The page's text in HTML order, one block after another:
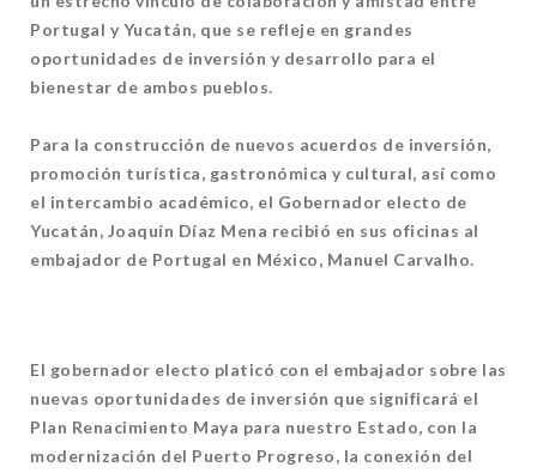
Portugal y Yucatán, que se refleje en grandes
oportunidades de inversión y desarrollo para el
bienestar de ambos pueblos.
Para la construcción de nuevos acuerdos de inversión,
promoción turística, gastronómica y cultural, así como
el intercambio académico, el Gobernador electo de
Yucatán, Joaquín Díaz Mena recibió en sus oficinas al
embajador de Portugal en México, Manuel Carvalho.
El gobernador electo platicó con el embajador sobre las
nuevas oportunidades de inversión que significará el
Plan Renacimiento Maya para nuestro Estado, con la
modernización del Puerto Progreso, la conexión del